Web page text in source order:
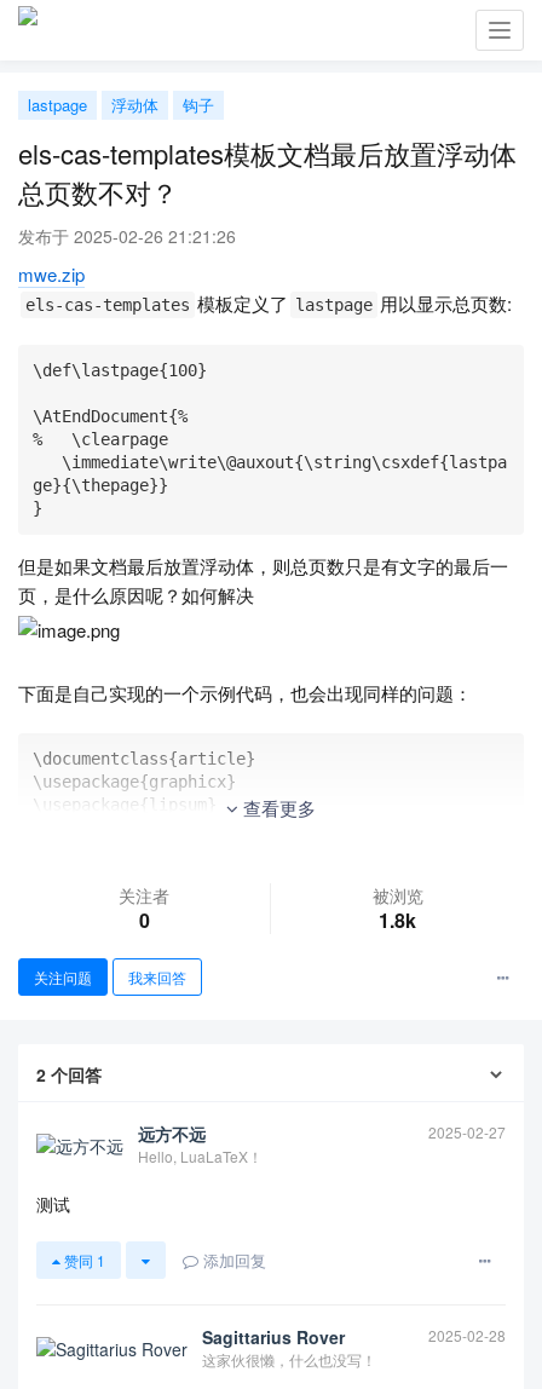
lastpage 浮动体 钩子
els-cas-templates模板文档最后放置浮动体
总页数不对？
发布于 2025-02-26 21:21:26
mwe.zip
els-cas-templates 模板定义了 lastpage 用以显示总页数:
\def\lastpage{100}
\AtEndDocument{%
%   \clearpage
ge}{\thepage}}
}
但是如果文档最后放置浮动体，则总页数只是有文字的最后一
页，是什么原因呢？如何解决
下面是自己实现的一个示例代码，也会出现同样的问题：
\documentclass{article}
\usepackage{graphicx}
\usepackage{lipsum}
\iow_new:N \l_lastpage_file
\file_if_exist:nTF{\c_sys_jobname_str.page}
  \file_input:n{\c_sys_jobname_str.page}
}
\AtEndDocument{
\iow_now:Nx \l_lastpage_file
  \cs_set:Npn \exp_not:N \lastpage
  {
    \thepage
}
\cs_new:Npn \__first_foot:
查看更多
关注者
0
被浏览
1.8k
关注问题 我来回答
2 个回答
远方不远
2025-02-27
Hello, LuaLaTeX！
测试
赞同 1 添加回复
Sagittarius Rover
2025-02-28
这家伙很懒，什么也没写！